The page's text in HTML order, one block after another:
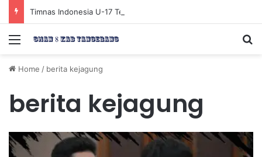
Menu
Home / berita kejagung
berita kejagung